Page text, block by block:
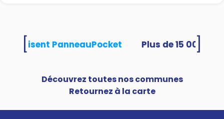
utilisent PanneauPocket
Découvrez toutes nos communes
Retournez à la carte